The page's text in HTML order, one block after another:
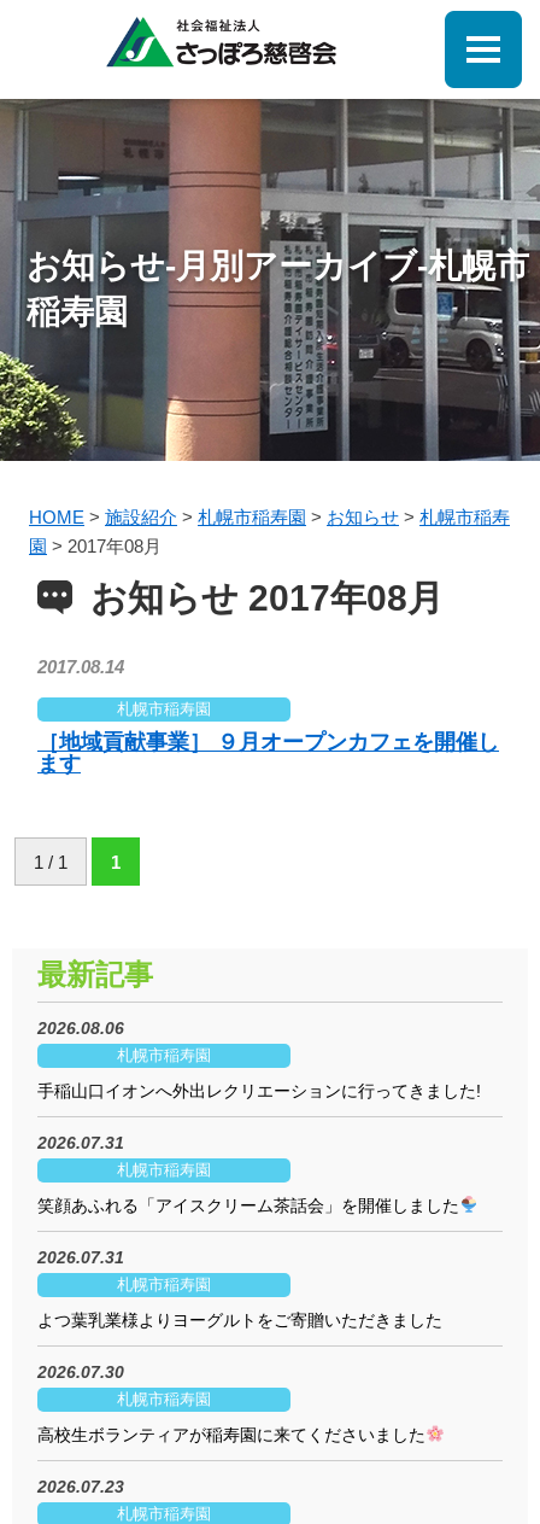
お知らせ-月別アーカイブ-札幌市
稲寿園
HOME > 施設紹介 > 札幌市稲寿園 > お知らせ > 札幌市稲寿
園 > 2017年08月
お知らせ 2017年08月
2017.08.14
札幌市稲寿園
［地域貢献事業］ ９月オープンカフェを開催し
ます
1 / 1 1
最新記事
2026.08.06
札幌市稲寿園
手稲山口イオンへ外出レクリエーションに行ってきました!
2026.07.31
札幌市稲寿園
笑顔あふれる「アイスクリーム茶話会」を開催しました
2026.07.31
札幌市稲寿園
よつ葉乳業様よりヨーグルトをご寄贈いただきました
2026.07.30
札幌市稲寿園
高校生ボランティアが稲寿園に来てくださいました
2026.07.23
札幌市稲寿園